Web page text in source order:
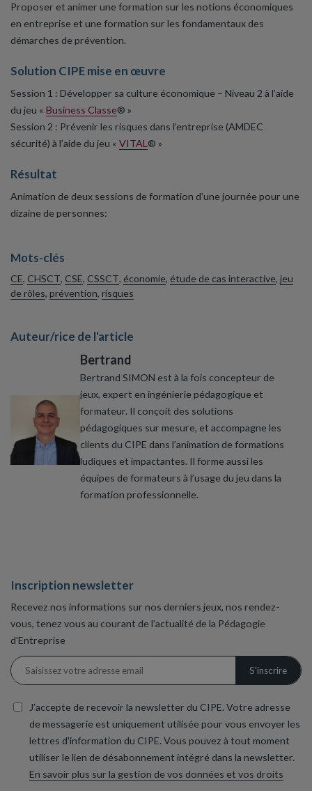
Proposer et animer une formation sur les notions économiques
en entreprise et une formation sur les fondamentaux des
démarches de prévention.
Solution CIPE mise en œuvre
Session 1 : Développer sa culture économique – Niveau 2 à l’aide
du jeu « Business Classe® »
Session 2 : Prévenir les risques dans l’entreprise (AMDEC
sécurité) à l’aide du jeu « VITAL ® »
Résultat
Animation de deux sessions de formation d’une journée pour une
dizaine de personnes:
Mots-clés
CE, CHSCT, CSE, CSSCT, économie, étude de cas interactive, jeu
de rôles, prévention, risques
Auteur/rice de l'article
Bertrand
Bertrand SIMON est à la fois concepteur de
jeux, expert en ingénierie pédagogique et
formateur. Il conçoit des solutions
pédagogiques sur mesure, et accompagne les
clients du CIPE dans l’animation de formations
ludiques et impactantes. Il forme aussi les
équipes de formateurs à l’usage du jeu dans la
formation professionnelle.
Inscription newsletter
Recevez nos informations sur nos derniers jeux, nos rendez-
vous, tenez vous au courant de l’actualité de la Pédagogie
d’Entreprise
J’accepte de recevoir la newsletter du CIPE. Votre adresse
de messagerie est uniquement utilisée pour vous envoyer les
lettres d'information du CIPE. Vous pouvez à tout moment
utiliser le lien de désabonnement intégré dans la newsletter.
En savoir plus sur la gestion de vos données et vos droits